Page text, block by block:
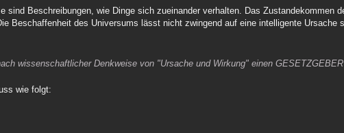
sind Beschreibungen, wie Dinge sich zueinander verhalten. Das Zustandekommen
Beschaffenheit des Universums lässt nicht zwingend auf eine intelligente Ursache
wissenschaftlicher Denkweise von "Ursache und Wirkung" einen
wie folgt: